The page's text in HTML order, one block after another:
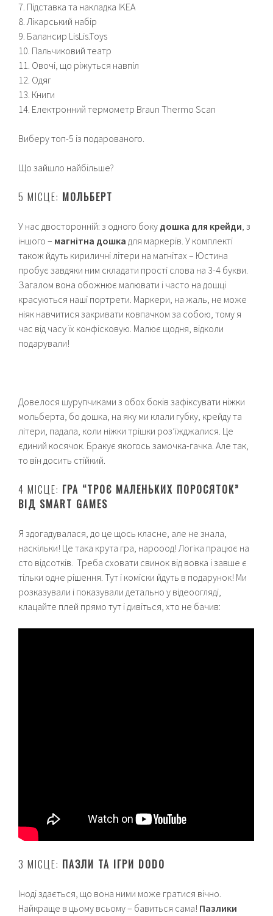
7. Підставка та накладка IKEA
8. Лікарський набір
9. Балансир LisLis.Toys
10. Пальчиковий театр
11. Овочі, що ріжуться навпіл
12. Одяг
13. Книги
14. Електронний термометр Braun Thermo Scan
Виберу топ-5 із подарованого.
Що зайшло найбільше?
5 МІСЦЕ: МОЛЬБЕРТ
У нас двосторонній: з одного боку дошка для крейди, з
іншого – магнітна дошка для маркерів. У комплекті
також йдуть кириличні літери на магнітах – Юстина
пробує завдяки ним складати прості слова на 3-4 букви.
Загалом вона обожнює малювати і часто на дошці
красуються наші портрети. Маркери, на жаль, не може
ніяк навчитися закривати ковпачком за собою, тому я
час від часу їх конфісковую. Малює щодня, відколи
подарували!
Довелося шурупчиками з обох боків зафіксувати ніжки
мольберта, бо дошка, на яку ми клали губку, крейду та
літери, падала, коли ніжки трішки роз’їжджалися. Це
єдиний косячок. Бракує якогось замочка-гачка. Але так,
то він досить стійкий.
4 МІСЦЕ: ГРА “ТРОЄ МАЛЕНЬКИХ ПОРОСЯТОК”
ВІД SMART GAMES
Я здогадувалася, до це щось класне, але не знала,
наскільки! Це така крута гра, нарооод! Логіка працює на
сто відсотків. Треба сховати свинок від вовка і завше є
тільки одне рішення. Тут і коміски йдуть в подарунок! Ми
розказували і показували детально у відеоогляді,
клацайте плей прямо тут і дивіться, хто не бачив:
3 МІСЦЕ: ПАЗЛИ ТА ІГРИ DODO
Іноді здається, що вона ними може гратися вічно.
Найкраще в цьому всьому – бавиться сама! Пазлики